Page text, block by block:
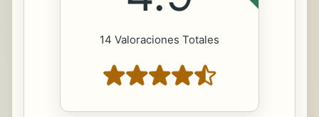
14 Valoraciones Totales